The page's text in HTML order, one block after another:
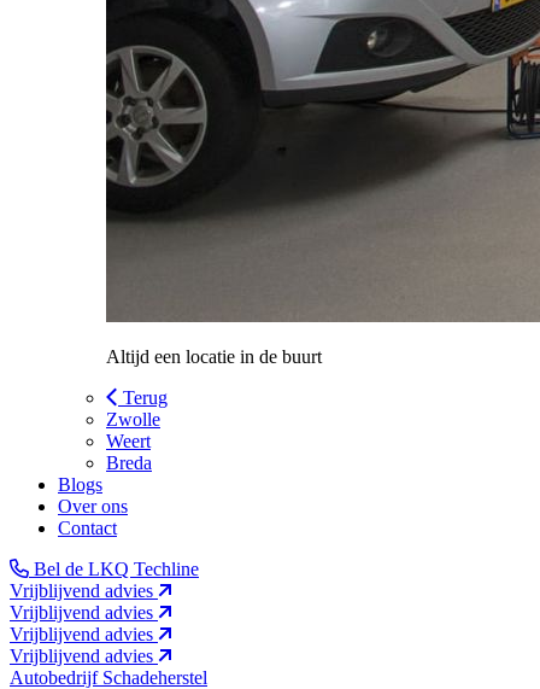
Altijd een locatie in de buurt
Terug
Zwolle
Weert
Breda
Blogs
Over ons
Contact
Bel de LKQ Techline
Vrijblijvend advies
Vrijblijvend advies
Vrijblijvend advies
Vrijblijvend advies
Autobedrijf Schadeherstel